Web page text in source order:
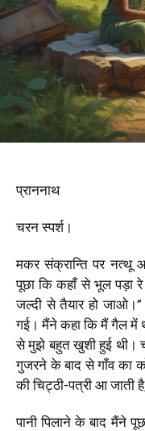
प्राननाथ
चरन स्पर्श।
मकर संक्रान्ति पर नत्थू
पूछा कि कहाँ से भूल पड़ा रे
जल्दी से तैयार हो
गई। मैंने कहा कि मैं गैल में
से मुझे बहुत खुशी हुई थी।
गुजरने के बाद से गाँव का
की चिट्ठी-पत्री आ जाती
पानी पिलाने के बाद मैंने